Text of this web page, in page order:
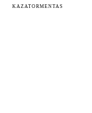
KAZATORMENTAS